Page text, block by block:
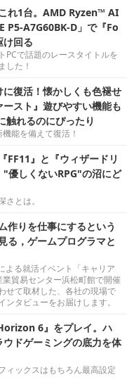
れ1台。AMD Ryzen™ AI
P5-A7G60BK-D」で『Fo
回る
PCで話題のレースタイトルを
した！
復活！懐かしくも色褪せ
スト』遊びやすい機能も
触れるのにぴったり
能を備えて復活！
FF11』と『ウィザードリ
"優しくないRPG"の沼にど
とは。
作りを仕事にするという
る，ゲームプログラマと
る就活イベント「キャリア
貿易センター浜松町館で開催
せて取材した、各社の現場で
タビューをお届けします。
6』をプレイ。ハ
ドゲーミングの底力を体
ィックスはもちろん最高設定